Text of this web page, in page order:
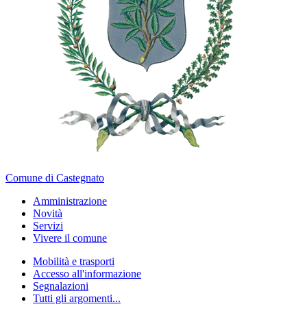
Comune di Castegnato
Amministrazione
Novità
Servizi
Vivere il comune
Mobilità e trasporti
Accesso all'informazione
Segnalazioni
Tutti gli argomenti...